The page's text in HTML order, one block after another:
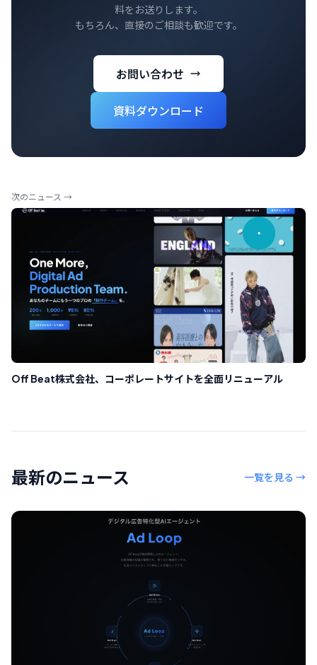
料をお送りします。
もちろん、直接のご相談も歓迎です。
お問い合わせ
資料ダウンロード
次のニュース →
Off Beat株式会社、コーポレートサイトを全面リニューアル
最新のニュース 一覧を見る →